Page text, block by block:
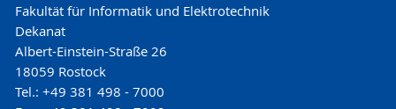
Fakultät für Informatik und Elektrotechnik
Dekanat
Albert-Einstein-Straße 26
18059 Rostock
Tel.: +49 381 498 - 7000